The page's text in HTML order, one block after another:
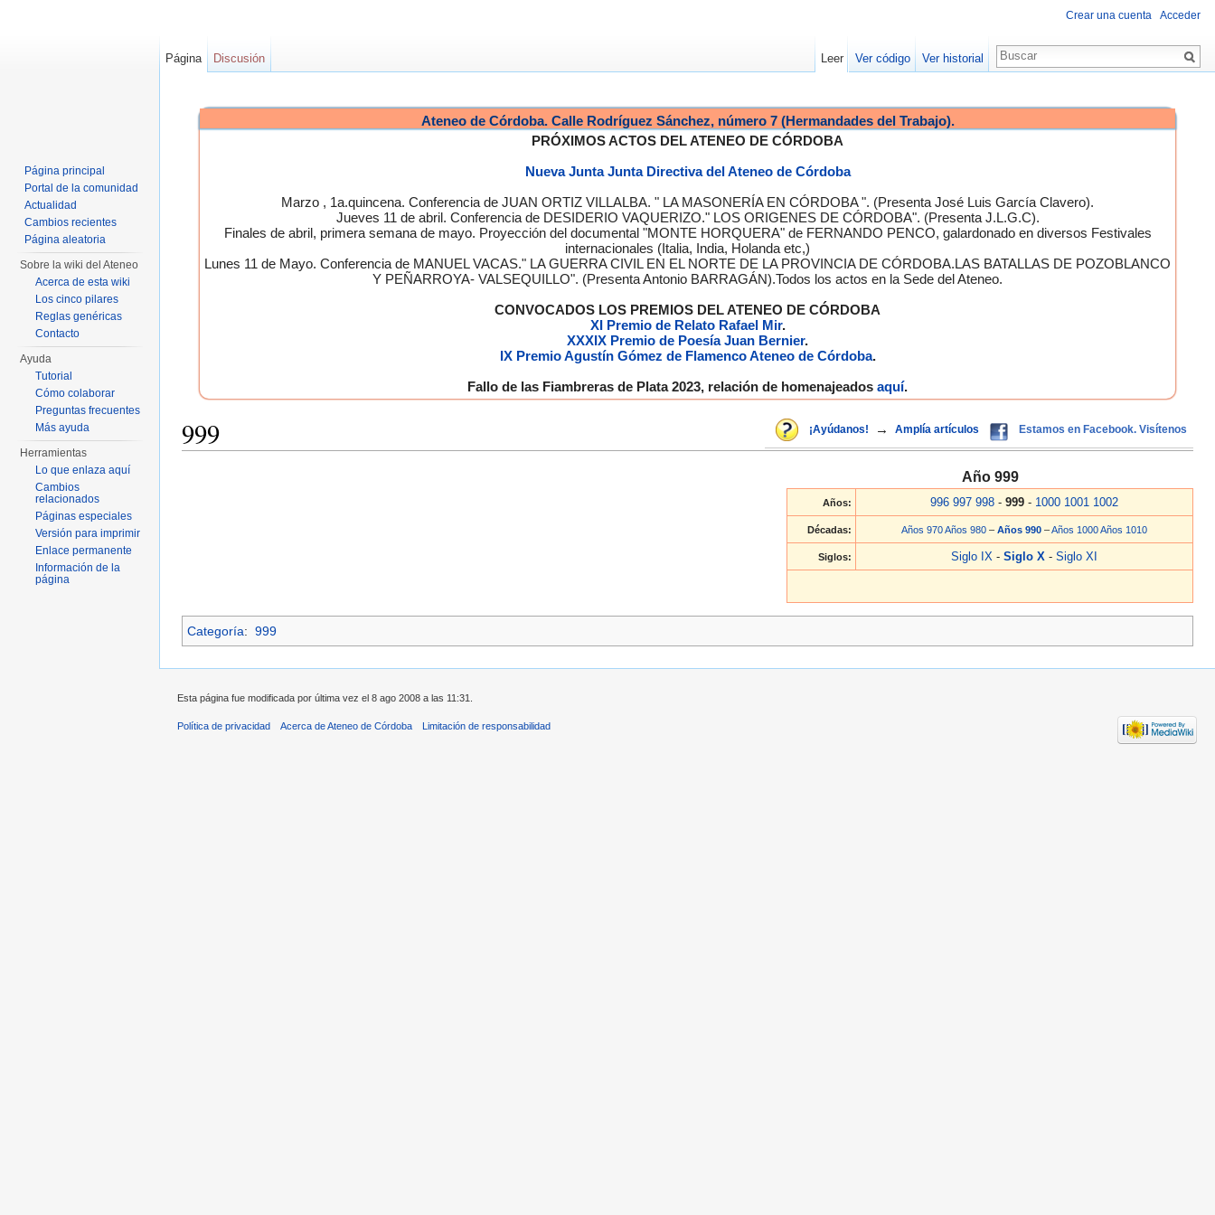
Ateneo de Córdoba. Calle Rodríguez Sánchez, número 7 (Hermandades del Trabajo).
PRÓXIMOS ACTOS DEL ATENEO DE CÓRDOBA
Nueva Junta Junta Directiva del Ateneo de Córdoba
Marzo , 1a.quincena. Conferencia de JUAN ORTIZ VILLALBA. " LA MASONERÍA EN CÓRDOBA ". (Presenta José Luis García Clavero).
Jueves 11 de abril. Conferencia de DESIDERIO VAQUERIZO." LOS ORIGENES DE CÓRDOBA". (Presenta J.L.G.C).
Finales de abril, primera semana de mayo. Proyección del documental "MONTE HORQUERA" de FERNANDO PENCO, galardonado en diversos Festivales
internacionales (Italia, India, Holanda etc,)
Lunes 11 de Mayo. Conferencia de MANUEL VACAS." LA GUERRA CIVIL EN EL NORTE DE LA PROVINCIA DE CÓRDOBA.LAS BATALLAS DE POZOBLANCO
Y PEÑARROYA- VALSEQUILLO". (Presenta Antonio BARRAGÁN).Todos los actos en la Sede del Ateneo.
CONVOCADOS LOS PREMIOS DEL ATENEO DE CÓRDOBA
XI Premio de Relato Rafael Mir.
XXXIX Premio de Poesía Juan Bernier.
IX Premio Agustín Gómez de Flamenco Ateneo de Córdoba.
Fallo de las Fiambreras de Plata 2023, relación de homenajeados aquí.
¡Ayúdanos! → Amplía artículos Estamos en Facebook. Visítenos
999
Año 999
Años: 996 997 998 - 999 - 1000 1001 1002
Décadas: Años 970Años 980 – Años 990 –Años 1000Años 1010
Siglos: Siglo IX - Siglo X - Siglo XI
Categoría: 999
Crear una cuenta Acceder
Página Discusión Leer Ver código Ver historial
Página principal
Portal de la comunidad
Actualidad
Cambios recientes
Página aleatoria
Sobre la wiki del Ateneo
Acerca de esta wiki
Los cinco pilares
Reglas genéricas
Contacto
Ayuda
Tutorial
Cómo colaborar
Preguntas frecuentes
Más ayuda
Herramientas
Lo que enlaza aquí
Cambios
relacionados
Páginas especiales
Versión para imprimir
Enlace permanente
Información de la
página
Esta página fue modificada por última vez el 8 ago 2008 a las 11:31.
Política de privacidad Acerca de Ateneo de Córdoba Limitación de responsabilidad